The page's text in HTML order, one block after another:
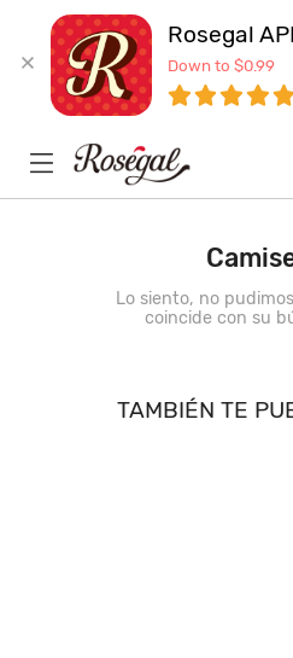
Rosegal
Down to $0.99
Lo siento, no
coincide con su
TAMBIÉN TE